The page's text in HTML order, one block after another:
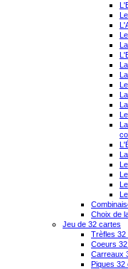
Choix de
Jeu de 32 cartes
Trèfles 32
Coeurs
Carreaux
Piques 32